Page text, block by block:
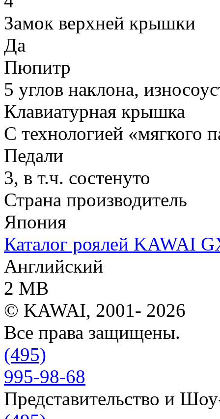
Замок верхней крышки
Да
Пюпитр
5 углов наклона,
Клавиатурная крышка
С технологией «мягкого
Педали
3, в т.ч. состенуто
Страна производитель
Япония
Каталог роялей KAWAI
Английский
2 MB
© KAWAI, 2001- 2026
Все права защищены.
(495)
995-98-68
Представительство и